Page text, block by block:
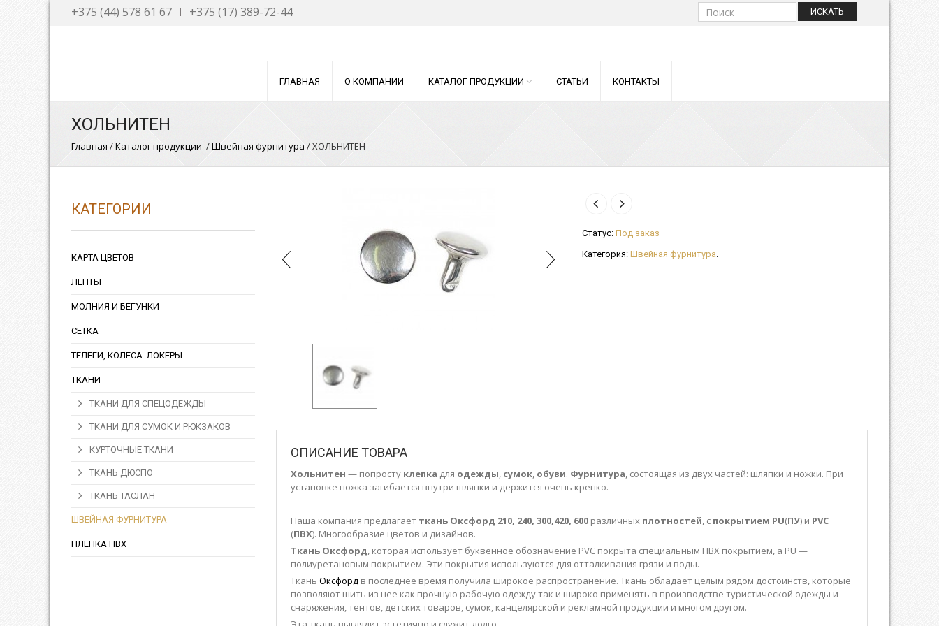
NAVIGATION
Курточные ткани
Пленка ПВХ
СТАТЬИ КОНТАКТЫ
+375 (44) 578 61 67 +375 (17) 389-72-44 ИСКАТЬ
ГЛАВНАЯ О КОМПАНИИ КАТАЛОГ ПРОДУКЦИИ СТАТЬИ КОНТАКТЫ
ХОЛЬНИТЕН
Главная /Каталог продукции /Швейная фурнитура /ХОЛЬНИТЕН
КАТЕГОРИИ
КАРТА ЦВЕТОВ
ЛЕНТЫ
МОЛНИЯ И БЕГУНКИ
СЕТКА
ТЕЛЕГИ, КОЛЕСА. ЛОКЕРЫ
ТКАНИ
ТКАНИ ДЛЯ СПЕЦОДЕЖДЫ
ТКАНИ ДЛЯ СУМОК И РЮКЗАКОВ
КУРТОЧНЫЕ ТКАНИ
ТКАНЬ ДЮСПО
ТКАНЬ ТАСЛАН
ШВЕЙНАЯ ФУРНИТУРА
ПЛЕНКА ПВХ
Статус:Под заказ
Категория:Швейная фурнитура.
ОПИСАНИЕ ТОВАРА
Хольнитен — попросту клепка для одежды, сумок, обуви. Фурнитура, состоящая из двух частей: шляпки и ножки. При
установке ножка загибается внутри шляпки и держится очень крепко.
Наша компания предлагает ткань Оксфорд 210, 240, 300,420, 600различных плотностей, с покрытием PU(ПУ) и PVC
(ПВХ). Многообразие цветов и дизайнов.
Ткань Оксфорд, которая использует буквенное обозначение PVC покрыта специальным ПВХ покрытием, а PU —
полиуретановым покрытием. Эти покрытия используются для отталкивания грязи и воды.
Ткань Оксфордв последнее время получила широкое распространение. Ткань обладает целым рядом достоинств, которые
позволяют шить из нее как прочную рабочую одежду так и широко применять в производстве туристической одежды и
снаряжения, тентов, детских товаров, сумок, канцелярской и рекламной продукции и многом другом.